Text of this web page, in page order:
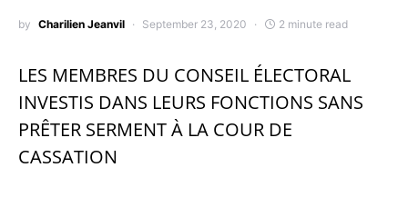
by Charilien Jeanvil September 23, 2020 2 minute read
LES MEMBRES DU CONSEIL ÉLECTORAL
INVESTIS DANS LEURS FONCTIONS SANS
PRÊTER SERMENT À LA COUR DE
CASSATION